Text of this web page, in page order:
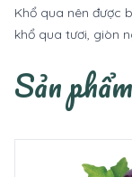
Khổ qua nên được
khổ qua tươi, giòn
Sản